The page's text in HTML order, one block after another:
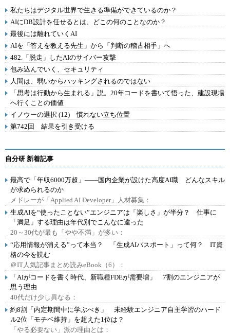
私たちはデジタル世界で生きる準備ができているのか？
AIにDB設計を任せるとは、どこの何のことなのか？
最後には離れていくAI
AIを「答えを教える先生」から「判断の稽古相手」へ
482.「脱走」したAIのサイバー攻撃
包み込んでいく、セキュリティ
人間は、弱いからハッキングされるのではない
「思考は行動から生まれる」説。20年コードを書いて悟った、建設現場
へ行くことの価値
イノウーの選択 (12) 慣れない立ち位置
第742回 結果を引き受ける
自分研 新着記事
最高で「年収6000万超」――国内企業が設けた高度AI職 どんなスキル
が求められるのか
メドレーが「Applied AI Developer」人材募集：
生成AIを“使ったことない”エンジニアは「楽しさ」が半分？ 仕事に
「満足」する理由は年代別でこんなに違った
20～30代が最も「やや不満」が多い：
“応用情報が消える”って本当？ 「生成AIパスポート」って何？ IT資
格の今を読む
＠IT人気記事まとめ読みeBook（6）：
「AIがコードを書く時代、新職種FDEが需要増」 7割のエンジニアが
思う理由
40代だけ少し異なる：
約8割「内定期間中に学ぶべき」 未経験エンジニア自主学習のハード
ル2位「モチベ維持」を超えた1位は？
「やる必要ない」派の理由とは：